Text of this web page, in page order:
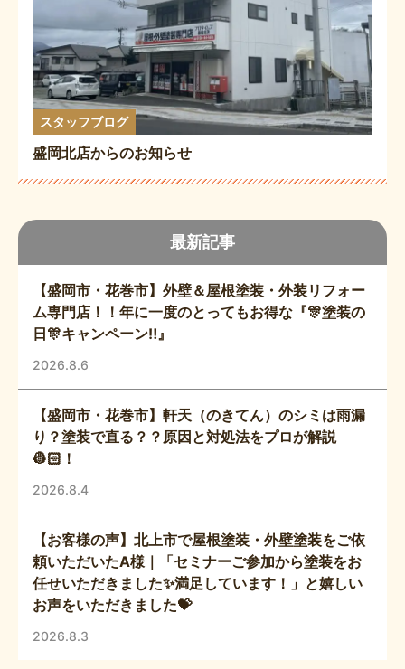
最新記事
【盛岡市・花巻市】外壁＆屋根塗装・外装リフォー
ム専門店！！年に一度のとってもお得な『🎊塗装の
日🎊キャンペーン‼️』
2026.8.6
【盛岡市・花巻市】軒天（のきてん）のシミは雨漏
り？塗装で直る？？原因と対処法をプロが解説
👷🏻！
2026.8.4
【お客様の声】北上市で屋根塗装・外壁塗装をご依
頼いただいたA様｜「セミナーご参加から塗装をお
任せいただきました✨満足しています！」と嬉しい
お声をいただきました💝
2026.8.3
スタッフブログ
盛岡北店からのお知らせ